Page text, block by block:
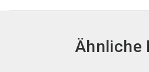
Ähnliche